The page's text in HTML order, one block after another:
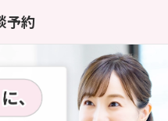
予約